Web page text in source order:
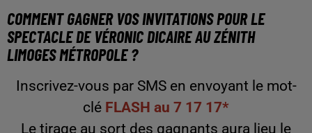
COMMENT GAGNER VOS INVITATIONS POUR LE
SPECTACLE DE VÉRONIC DICAIRE AU ZÉNITH
LIMOGES MÉTROPOLE ?
Inscrivez-vous par SMS en envoyant le mot-
clé FLASH au 7 17 17*
Le tirage au sort des gagnants aura lieu le